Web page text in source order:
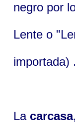
negro por
Lente o
importada) .
La carcasa